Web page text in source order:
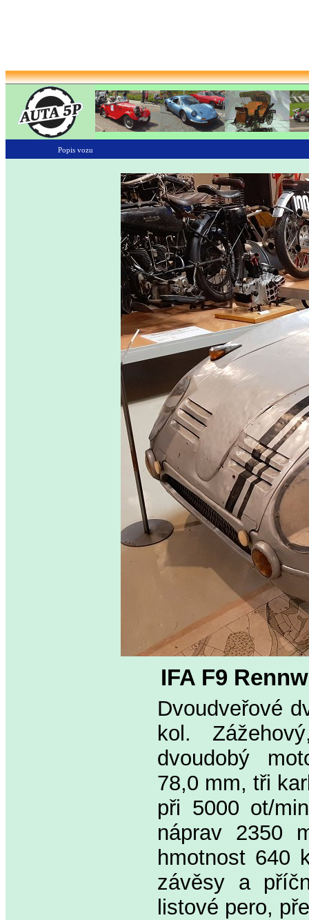
Popis vozu
IFA F9
Dvoudveřové
kol.
dvoudobý
78,0 mm, tři
při 5000 ot/
náprav 2350
hmotnost 640
závěsy a
listové pero,